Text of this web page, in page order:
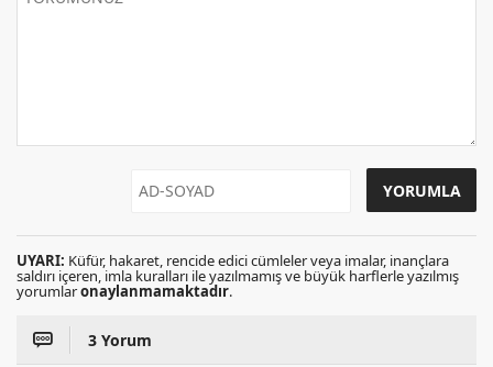
UYARI: Küfür, hakaret, rencide edici cümleler veya imalar, inançlara
saldırı içeren, imla kuralları ile yazılmamış ve büyük harflerle yazılmış
yorumlaronaylanmamaktadır.
3 Yorum